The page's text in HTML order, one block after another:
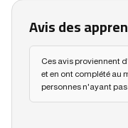
Avis des
Ces avis proviennent
et en ont complété au
personnes n'ayant